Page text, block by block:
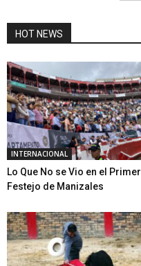
HOT NEWS
INTERNACIONAL
Lo Que No se Vio en el Primer
Festejo de Manizales